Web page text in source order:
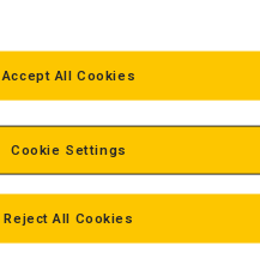
Reject All Cookies
Accept All Cookies
Cookie Settings